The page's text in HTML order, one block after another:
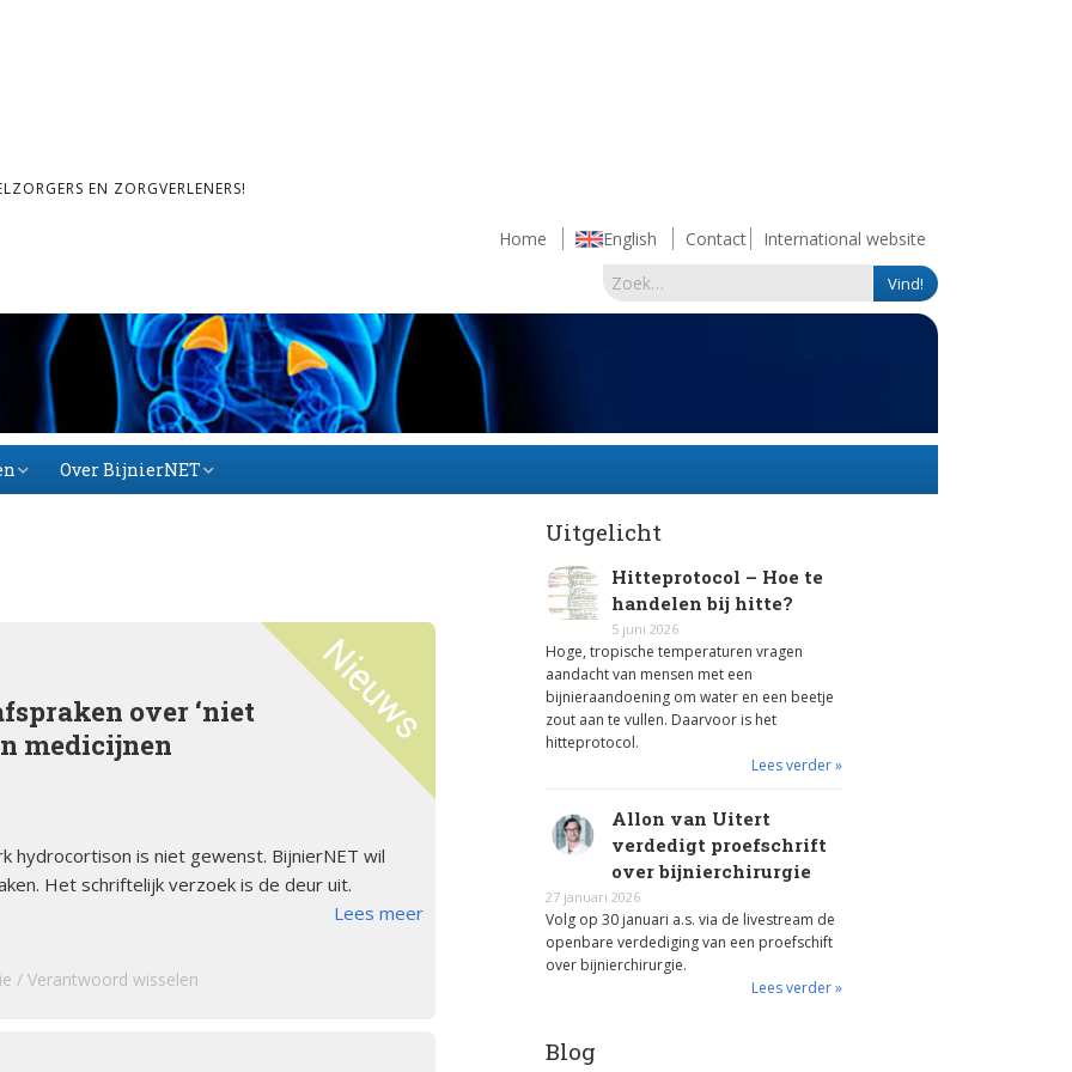
EN ZORGVERLENERS!
Home English Contact International website
Arbeid en
Over BijnierNET
Fondsen en sponsoren
Jaarverslagen
over ‘niet
medicijnen
hydrocortison is niet gewenst. BijnierNET wil
Het schriftelijk verzoek is de deur uit.
Lees meer
Verantwoord wisselen
Uitgelicht
Hitteprotocol – Hoe te
handelen bij hitte?
5 juni 2026
Hoge, tropische temperaturen vragen
aandacht van mensen met een
bijnieraandoening om water en een beetje
zout aan te vullen. Daarvoor is het
hitteprotocol.
Lees verder »
Allon van Uitert
verdedigt proefschrift
over bijnierchirurgie
27 januari 2026
Volg op 30 januari a.s. via de livestream de
openbare verdediging van een proefschift
over bijnierchirurgie.
Lees verder »
Blog